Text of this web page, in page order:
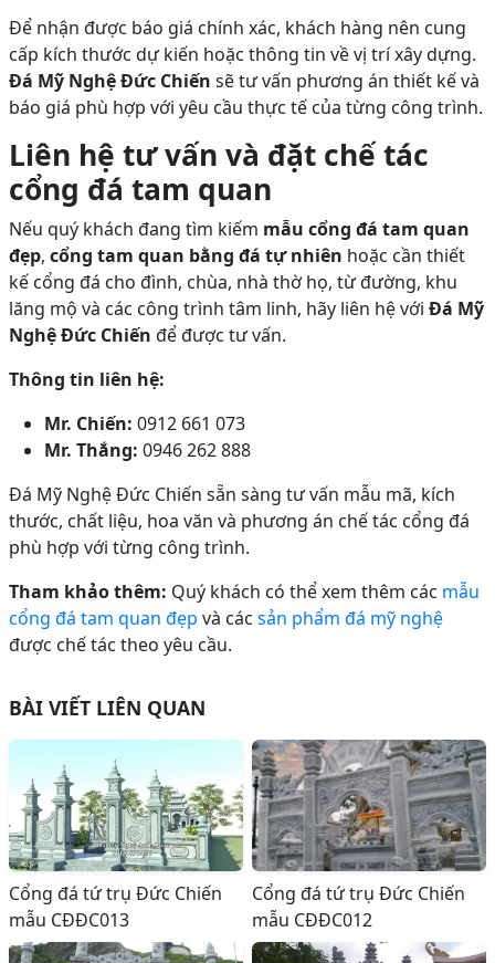
Để nhận được báo giá chính xác, khách hàng nên cung
cấp kích thước dự kiến hoặc thông tin về vị trí xây dựng.
Đá Mỹ Nghệ Đức Chiến sẽ tư vấn phương án thiết kế và
báo giá phù hợp với yêu cầu thực tế của từng công trình.
Liên hệ tư vấn và đặt chế tác
cổng đá tam quan
Nếu quý khách đang tìm kiếm mẫu cổng đá tam quan
đẹp, cổng tam quan bằng đá tự nhiên hoặc cần thiết
kế cổng đá cho đình, chùa, nhà thờ họ, từ đường, khu
lăng mộ và các công trình tâm linh, hãy liên hệ với Đá Mỹ
Nghệ Đức Chiến để được tư vấn.
Thông tin liên hệ:
Mr. Chiến: 0912 661 073
Mr. Thắng: 0946 262 888
Đá Mỹ Nghệ Đức Chiến sẵn sàng tư vấn mẫu mã, kích
thước, chất liệu, hoa văn và phương án chế tác cổng đá
phù hợp với từng công trình.
Tham khảo thêm: Quý khách có thể xem thêm các mẫu
cổng đá tam quan đẹp và các sản phẩm đá mỹ nghệ
được chế tác theo yêu cầu.
BÀI VIẾT LIÊN QUAN
Cổng đá tứ trụ Đức Chiến
mẫu CĐĐC013
Cổng đá tứ trụ Đức Chiến
mẫu CĐĐC012